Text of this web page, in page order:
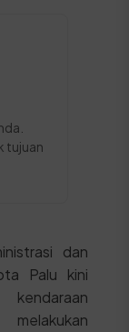
tujuan
dan
Palu kini